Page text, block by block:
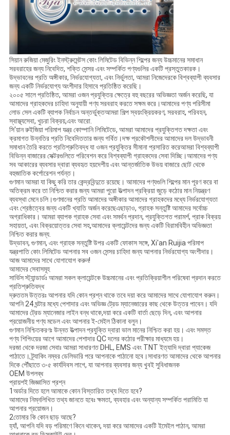
সিয়ান রুজিয়া মেজুরিং ইনস্ট্রুমেন্টস কোং লিমিটেড বিভিন্ন শিল্পের জন্য উচ্চমানের সমাধান
সরবরাহের জন্য নিবেদিত, শক্তি সেন্সর এবং সম্পর্কিত পণ্যগুলির একটি প্রস্তুতকারক।
উদ্ভাবনের প্রতি অঙ্গীকার, নির্ভরযোগ্যতা, এবং নির্ভুলতা, আমরা নিজেদেরকে বিশ্বব্যাপী ব্যবসার
জন্য একটি নির্ভরযোগ্য অংশীদার হিসাবে প্রতিষ্ঠিত করেছি।
২০০৫ সালে প্রতিষ্ঠিত, আমরা ওজন প্রযুক্তির ক্ষেত্রে বহু বছরের অভিজ্ঞতা অর্জন করেছি, যা
আমাদের গ্রাহকদের চাহিদা অনুযায়ী পণ্য সরবরাহ করতে সক্ষম করে।আমাদের পণ্য পরিসীমা
লোড সেল একটি ব্যাপক নির্বাচন অন্তর্ভুক্তআমরা শিল্প স্বয়ংক্রিয়করণ, সরবরাহ, পরিবহন,
স্বাস্থ্যসেবা, খুচরা বিক্রয়,এবং আরো.
সি'য়ান রুইজিয়া পরিমাপ যন্ত্র কোম্পানি লিমিটেডে, আমরা আমাদের প্রযুক্তিগত দক্ষতা এবং
ক্রমাগত উন্নতির প্রতি নিবেদিততার জন্য গর্বিত।দক্ষ প্রকৌশলীদের আমাদের দল উদ্ভাবনী
সমাধান তৈরি করতে প্রতিশ্রুতিবদ্ধ যা ওজন প্রযুক্তির সীমানা প্রসারিত করেআমরা বিশ্বব্যাপী
বিভিন্ন বাজারের সেক্টরগুলিতে পরিবেশন করে বিশ্বব্যাপী গ্রাহকদের সেবা দিচ্ছি।আমাদের পণ্য
সব আকারের ব্যবসার দ্বারা ব্যবহৃত হয়দেশীয় এবং আন্তর্জাতিক উভয় বাজারে ছোট থেকে
বহুজাতিক কর্পোরেশন পর্যন্ত।
গুণমান আমরা যা কিছু করি তার কেন্দ্রবিন্দুতে রয়েছে। আমাদের পণ্যগুলি শিল্পের মান পূরণ করে বা
অতিক্রম করে তা নিশ্চিত করার জন্য আমরা পুরো উত্পাদন প্রক্রিয়া জুড়ে কঠোর মান নিয়ন্ত্রণ
ব্যবস্থা মেনে চলি।গুণমানের প্রতি আমাদের অঙ্গীকার আমাদের গ্রাহকদের মধ্যে নির্ভরযোগ্যতা
এবং শ্রেষ্ঠত্বের জন্য একটি খ্যাতি অর্জন করেছেএছাড়াও, গ্রাহক সন্তুষ্টি আমাদের সর্বোচ্চ
অগ্রাধিকার। আমরা ব্যাপক গ্রাহক সেবা এবং সমর্থন প্রদান, প্রযুক্তিগত পরামর্শ, প্রাক বিক্রয়
সহায়তা, এবং বিক্রয়োত্তর সেবা সহ,আমাদের ক্লায়েন্টদের জন্য একটি বিরামবিহীন অভিজ্ঞতা
নিশ্চিত করার জন্য.
উদ্ভাবন, গুণমান, এবং গ্রাহক সন্তুষ্টি উপর একটি ফোকাস সঙ্গে, Xi'an Ruijia পরিমাপ
যন্ত্রপাতি কোং লিমিটেড আপনার সব ওজন সেন্সর চাহিদা জন্য আপনার নির্ভরযোগ্য অংশীদার।
আজ আমাদের সাথে যোগাযোগ করুন!
আমাদের সেবাসমূহ
সার্ভিস স্ট্যান্ডার্ডঃ আমরা সকল ক্লায়েন্টকে উচ্চমানের এবং প্রতিক্রিয়াশীল পরিষেবা প্রদান করতে
প্রতিশ্রুতিবদ্ধ
দ্রুততম উত্তরঃ আপনার যদি কোন প্রশ্ন থাকে তবে দয়া করে আমাদের সাথে যোগাযোগ করুন।
আপনি 24 ঘন্টার মধ্যে পেশাদার এবং অভিজ্ঞ ট্রেড ম্যানেজারের কাছ থেকে উত্তর পাবেন। যদি
আমাদের ট্রেড ম্যানেজার লাইন বন্ধ থাকে,দয়া করে একটি বার্তা ছেড়ে দিন, এবং আপনার
প্রয়োজনীয় পণ্য মডেল এবং আপনার ই-মেইল ঠিকানা বলুন।
গুণমান নিশ্চিতকরণঃ উন্নত উত্পাদন প্রযুক্তি দ্বারা ভাল মানের নিশ্চিত করা হয়। এবং সমস্ত
পণ্য শিপিংয়ের আগে আমাদের পেশাদার QC দলের কঠোর পরীক্ষার মাধ্যমে হয়।
দরজা থেকে দরজা সেবাঃ আমরা সাধারণত DHL, EMS এবং TNT ইত্যাদি দ্বারা প্যাকেজ
পাঠাতে। ট্র্যাকিং নম্বর ডেলিভারি পরে আপনাকে পাঠানো হবে।সাধারণত আমাদের থেকে আপনার
দিকে পৌঁছাতে ৩-৫ কার্যদিবস লাগে, যা আপনার ব্যবসার জন্য খুবই সুবিধাজনক
OEM উপলব্ধ
প্রায়শই জিজ্ঞাসিত প্রশ্ন
1অর্ডার দিতে হলে আমাকে কোন বিস্তারিত তথ্য দিতে হবে?
আমাদের নিম্নলিখিত তথ্য জানতে হবেঃ ক্ষমতা, ব্যবহার এবং অন্যান্য সম্পর্কিত পরামিতি যা
আপনার প্রয়োজন।
2তোমার কি কোন ছাড় আছে?
হ্যাঁ, আপনি যদি বড় পরিমাণে কিনে থাকেন, দয়া করে আমাদের একটি ইমেইল পাঠান, আমরা